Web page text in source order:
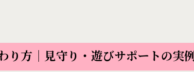
り方｜見守り・遊びサポートの実例